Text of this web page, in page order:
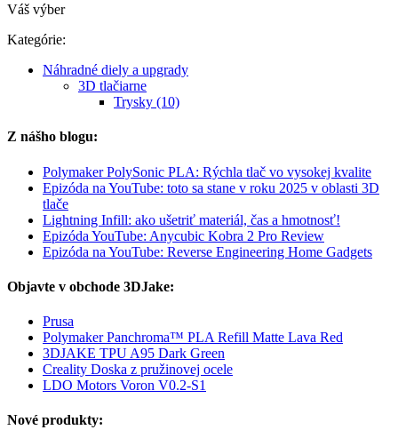
Váš výber
Kategórie:
Náhradné diely a upgrady
3D tlačiarne
Trysky (10)
Z nášho blogu:
Polymaker PolySonic PLA: Rýchla tlač vo vysokej kvalite
Epizóda na YouTube: toto sa stane v roku 2025 v oblasti 3D
tlače
Lightning Infill: ako ušetriť materiál, čas a hmotnosť!
Epizóda YouTube: Anycubic Kobra 2 Pro Review
Epizóda na YouTube: Reverse Engineering Home Gadgets
Objavte v obchode 3DJake:
Prusa
Polymaker Panchroma™ PLA Refill Matte Lava Red
3DJAKE TPU A95 Dark Green
Creality Doska z pružinovej ocele
LDO Motors Voron V0.2-S1
Nové produkty: